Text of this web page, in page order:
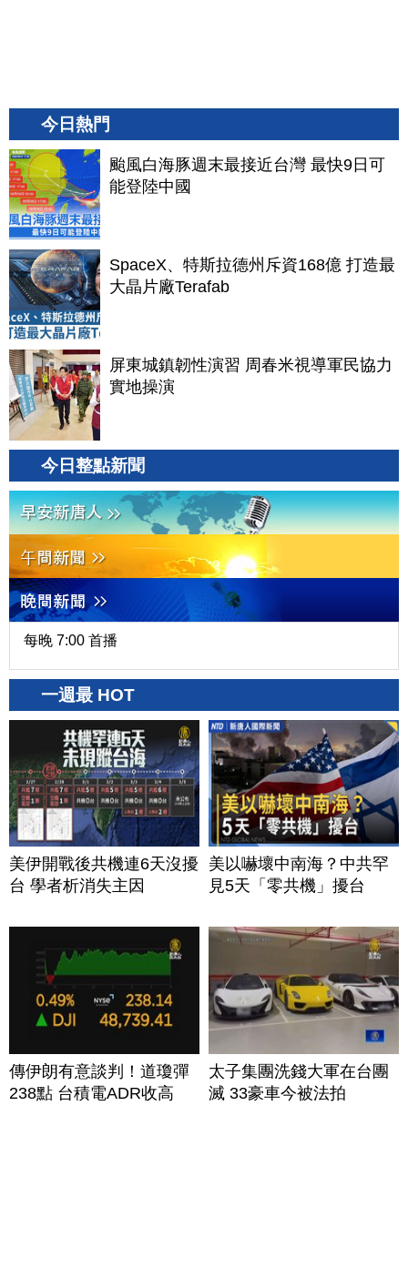
今日熱門
颱風白海豚週末最接近台灣 最快9日可
能登陸中國
SpaceX、特斯拉德州斥資168億 打造最
大晶片廠Terafab
屏東城鎮韌性演習 周春米視導軍民協力
實地操演
今日整點新聞
每晚 7:00 首播
一週最 HOT
美伊開戰後共機連6天沒擾
台 學者析消失主因
美以嚇壞中南海？中共罕
見5天「零共機」擾台
傳伊朗有意談判！道瓊彈
238點 台積電ADR收高
太子集團洗錢大軍在台團
滅 33豪車今被法拍